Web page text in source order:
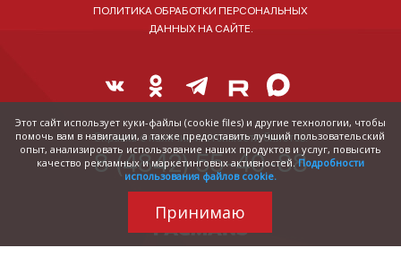
ПОЛИТИКА ОБРАБОТКИ ПЕРСОНАЛЬНЫХ
ДАННЫХ НА САЙТЕ.
Справка о наличии и стоимости билетов:
8 (4842) 55-40-88
Этот сайт использует куки-файлы (cookie files) и другие технологии, чтобы
помочь вам в навигации, а также предоставить лучший пользовательский
опыт, анализировать использование наших продуктов и услуг, повысить
качество рекламных и маркетинговых активностей. Подробности
использования файлов cookie.
Принимаю